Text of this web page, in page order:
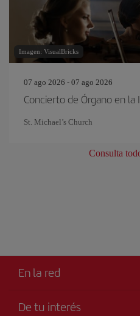
Imagen: VisualBricks
07 ago 2026 - 07 ago 2026
Concierto de Órgano en la
St. Michael’s Church
Consulta
En la red
De tu interés